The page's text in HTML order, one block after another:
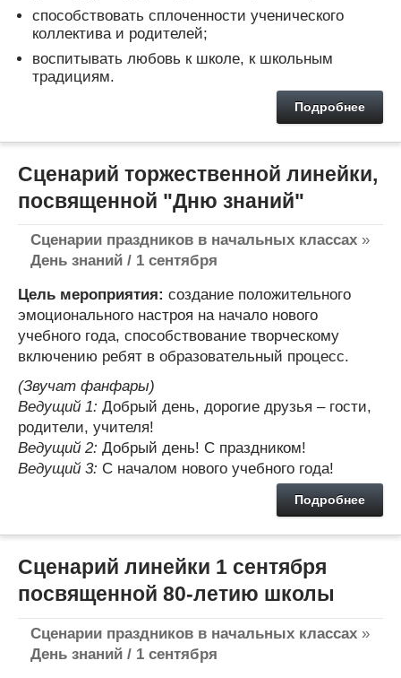
способствовать сплоченности ученического
коллектива и родителей;
воспитывать любовь к школе, к школьным
традициям.
Подробнее
Сценарий торжественной линейки,
посвященной "Дню знаний"
Сценарии праздников в начальных классах »
День знаний / 1 сентября
Цель мероприятия: создание положительного
эмоционального настроя на начало нового
учебного года, способствование творческому
включению ребят в образовательный процесс.
(Звучат фанфары)
Ведущий 1: Добрый день, дорогие друзья – гости,
родители, учителя!
Ведущий 2: Добрый день! С праздником!
Ведущий 3: С началом нового учебного года!
Подробнее
Сценарий линейки 1 сентября
посвященной 80-летию школы
Сценарии праздников в начальных классах »
День знаний / 1 сентября